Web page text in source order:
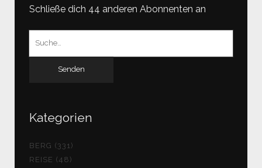
Schließe dich 44 anderen Abonnenten an
Kategorien
BERG (331)
REISE (48)